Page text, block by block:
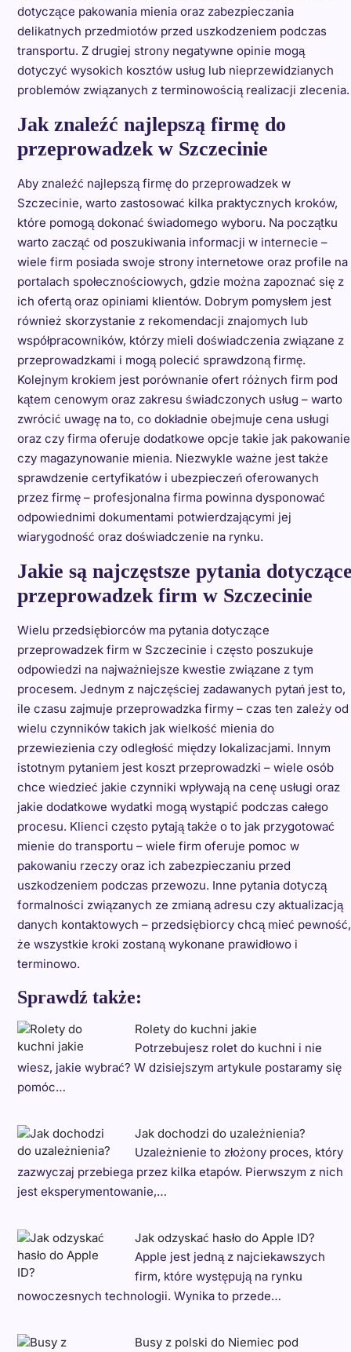
dotyczące pakowania mienia oraz zabezpieczania
delikatnych przedmiotów przed uszkodzeniem podczas
transportu. Z drugiej strony negatywne opinie mogą
dotyczyć wysokich kosztów usług lub nieprzewidzianych
problemów związanych z terminowością realizacji zlecenia.
Jak znaleźć najlepszą firmę do
przeprowadzek w Szczecinie
Aby znaleźć najlepszą firmę do przeprowadzek w
Szczecinie, warto zastosować kilka praktycznych kroków,
które pomogą dokonać świadomego wyboru. Na początku
warto zacząć od poszukiwania informacji w internecie –
wiele firm posiada swoje strony internetowe oraz profile na
portalach społecznościowych, gdzie można zapoznać się z
ich ofertą oraz opiniami klientów. Dobrym pomysłem jest
również skorzystanie z rekomendacji znajomych lub
współpracowników, którzy mieli doświadczenia związane z
przeprowadzkami i mogą polecić sprawdzoną firmę.
Kolejnym krokiem jest porównanie ofert różnych firm pod
kątem cenowym oraz zakresu świadczonych usług – warto
zwrócić uwagę na to, co dokładnie obejmuje cena usługi
oraz czy firma oferuje dodatkowe opcje takie jak pakowanie
czy magazynowanie mienia. Niezwykle ważne jest także
sprawdzenie certyfikatów i ubezpieczeń oferowanych
przez firmę – profesjonalna firma powinna dysponować
odpowiednimi dokumentami potwierdzającymi jej
wiarygodność oraz doświadczenie na rynku.
Jakie są najczęstsze pytania
przeprowadzek firm w Szczecinie
Wielu przedsiębiorców ma pytania dotyczące
przeprowadzek firm w Szczecinie i często poszukuje
odpowiedzi na najważniejsze kwestie związane z tym
procesem. Jednym z najczęściej zadawanych pytań jest to,
ile czasu zajmuje przeprowadzka firmy – czas ten zależy od
wielu czynników takich jak wielkość mienia do
przewiezienia czy odległość między lokalizacjami. Innym
istotnym pytaniem jest koszt przeprowadzki – wiele osób
chce wiedzieć jakie czynniki wpływają na cenę usługi oraz
jakie dodatkowe wydatki mogą wystąpić podczas całego
procesu. Klienci często pytają także o to jak przygotować
mienie do transportu – wiele firm oferuje pomoc w
pakowaniu rzeczy oraz ich zabezpieczaniu przed
uszkodzeniem podczas przewozu. Inne pytania dotyczą
formalności związanych ze zmianą adresu czy aktualizacją
danych kontaktowych – przedsiębiorcy chcą mieć pewność,
że wszystkie kroki zostaną wykonane prawidłowo i
terminowo.
Sprawdź także:
Rolety do kuchni jakie
Potrzebujesz rolet do kuchni i nie
wiesz, jakie wybrać? W dzisiejszym artykule postaramy się
pomóc…
Jak dochodzi do uzależnienia?
Uzależnienie to złożony proces, który
zazwyczaj przebiega przez kilka etapów. Pierwszym z nich
jest eksperymentowanie,…
Jak odzyskać hasło do Apple ID?
Apple jest jedną z najciekawszych
firm, które występują na rynku
nowoczesnych technologii. Wynika to przede…
Busy z polski do Niemiec pod